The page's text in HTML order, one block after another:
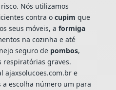
Nós utilizamos
contra o cupim que
seus móveis, a formiga
na cozinha e até
seguro de pombos,
respiratórias graves.
ajaxsolucoes.com.br e
escolha número um para